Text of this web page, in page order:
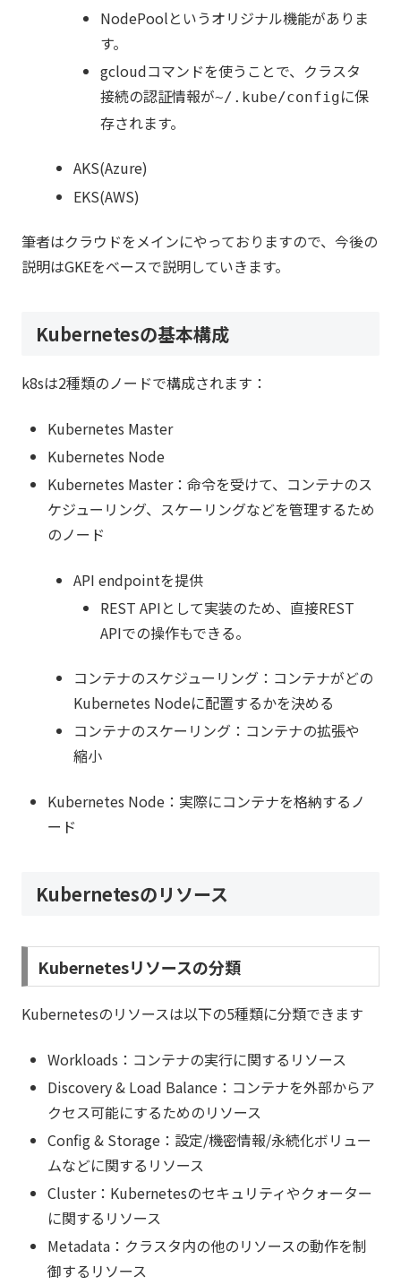
NodePoolというオリジナル機能がありま
す。
gcloudコマンドを使うことで、クラスタ
接続の認証情報が~/.kube/configに保
存されます。
AKS(Azure)
EKS(AWS)
筆者はクラウドをメインにやっておりますので、今後の
説明はGKEをベースで説明していきます。
Kubernetesの基本構成
k8sは2種類のノードで構成されます：
Kubernetes Master
Kubernetes Node
Kubernetes Master：命令を受けて、コンテナのス
ケジューリング、スケーリングなどを管理するため
のノード
API endpointを提供
REST APIとして実装のため、直接REST
APIでの操作もできる。
コンテナのスケジューリング：コンテナがどの
Kubernetes Nodeに配置するかを決める
コンテナのスケーリング：コンテナの拡張や
縮小
Kubernetes Node：実際にコンテナを格納するノ
ード
Kubernetesのリソース
Kubernetesリソースの分類
Kubernetesのリソースは以下の5種類に分類できます
Workloads：コンテナの実行に関するリソース
Discovery & Load Balance：コンテナを外部からア
クセス可能にするためのリソース
Config & Storage：設定/機密情報/永続化ボリュー
ムなどに関するリソース
Cluster：Kubernetesのセキュリティやクォーター
に関するリソース
Metadata：クラスタ内の他のリソースの動作を制
御するリソース